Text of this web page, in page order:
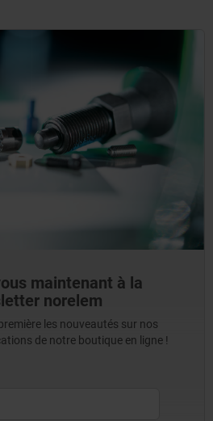
maintenant à la
norelem
les nouveautés sur nos
de notre boutique en ligne !